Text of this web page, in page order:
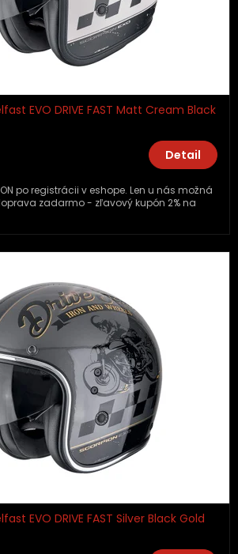
EVO DRIVE FAST Matt Cream Black
Detail
po registrácii v eshope. Len u nás možná
zadarmo - zľavový kupón 2% na
EVO DRIVE FAST Silver Black Gold